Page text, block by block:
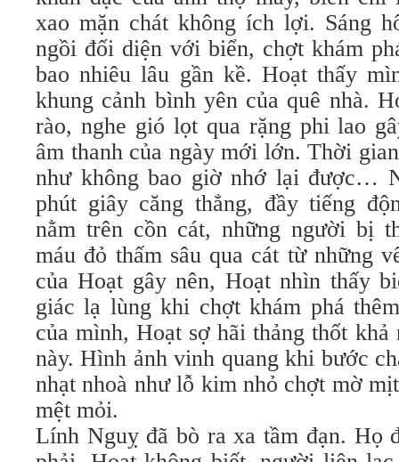
xao mặn chát không ích lợi. Sáng
ngồi đối diện với biển, chợt khám
bao nhiêu lâu gần kề. Hoạt thấy
khung cảnh bình yên của quê nhà.
rào, nghe gió lọt qua rặng phi lao
âm thanh của ngày mới lớn. Thời
như không bao giờ nhớ lại được…
phút giây căng thẳng, đầy tiếng
nằm trên cồn cát, những người bị
máu đỏ thấm sâu qua cát từ những
của Hoạt gây nên, Hoạt nhìn thấy
giác lạ lùng khi chợt khám phá
của mình, Hoạt sợ hãi thảng thốt khả
này. Hình ảnh vinh quang khi bước
nhạt nhoà như lỗ kim nhỏ chợt mờ
mệt mỏi.
Lính Nguỵ đã bò ra xa tầm đạn. Họ